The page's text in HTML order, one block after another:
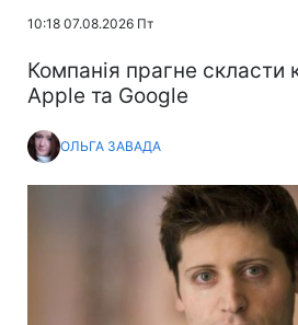
10:18 07.08.2026 Пт
Компанія прагне скласти
Apple та Google
ОЛЬГА ЗАВАДА